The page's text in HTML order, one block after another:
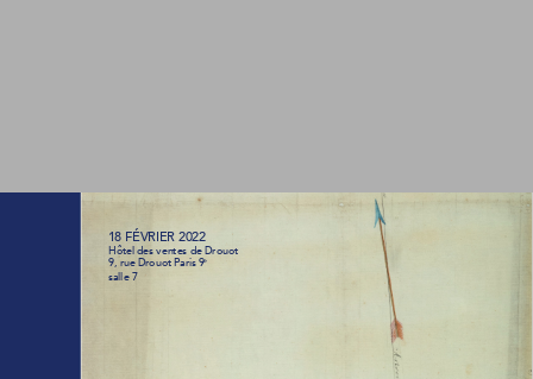
18 FÉVRIER 2022
Hôtel des ventes de Drouot
9, rue Drouot Paris 9e
salle 7